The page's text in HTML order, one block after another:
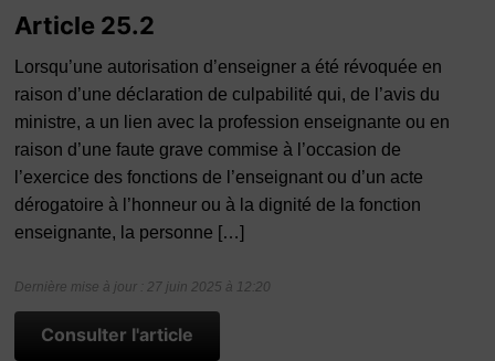
Article 25.2
Lorsqu’une autorisation d’enseigner a été révoquée en
raison d’une déclaration de culpabilité qui, de l’avis du
ministre, a un lien avec la profession enseignante ou en
raison d’une faute grave commise à l’occasion de
l’exercice des fonctions de l’enseignant ou d’un acte
dérogatoire à l’honneur ou à la dignité de la fonction
enseignante, la personne […]
Dernière mise à jour : 27 juin 2025 à 12:20
Consulter l'article